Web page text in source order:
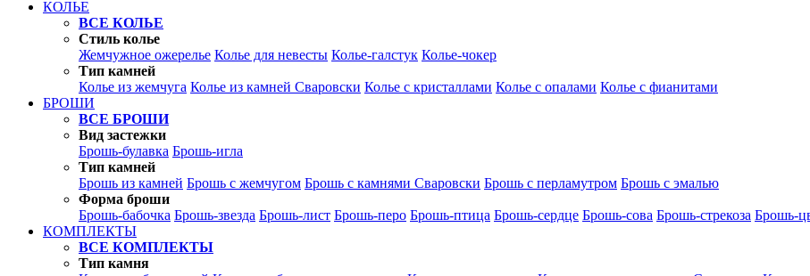
КОЛЬЕ
ВСЕ КОЛЬЕ
Стиль колье
Жемчужное ожерелье Колье для невесты Колье-галстук Колье-чокер
Тип камней
Колье из жемчуга Колье из камней Сваровски Колье с кристаллами Колье с опалами Колье с фианитами
БРОШИ
ВСЕ БРОШИ
Вид застежки
Брошь-булавка Брошь-игла
Тип камней
Брошь из камней Брошь с жемчугом Брошь с камнями Сваровски Брошь с перламутром Брошь с эмалью
Форма броши
Брошь-бабочка Брошь-звезда Брошь-лист Брошь-перо Брошь-птица Брошь-сердце Брошь-сова Брошь-стрекоза Брошь-
КОМПЛЕКТЫ
ВСЕ КОМПЛЕКТЫ
Тип камня